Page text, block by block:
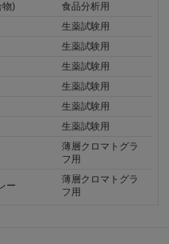
物)
食品分析用
生薬試験用
生薬試験用
生薬試験用
生薬試験用
生薬試験用
生薬試験用
薄層クロマトグラ
フ用
ー
薄層クロマトグラ
フ用